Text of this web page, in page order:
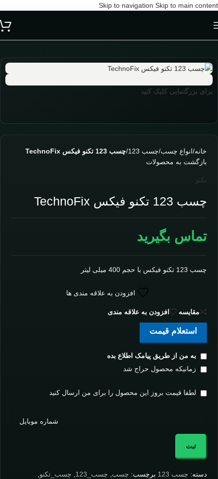
Skip to navigation Skip to main content
برای بزرگنمایی کلیک کنید
خانه/انواع چسب/چسب 123 /چسب 123 تکنو فیکس TechnoFix
بازگشت به محصولات
تکنو
چسب 123 تکنو فیکس TechnoFix
تماس بگیرید
چسب 123 تکنو فیکس با حجم 400 میلی لیتر
افزودن به علاقه مندی ها
مقايسه افزودن به علاقه مندی
استعلام قیمت
به من از طریق پیامک اطلاع بده
زمانیکه محصول حراج شد
لطفا قیمت بروز این محصول را برای من ارسال کنید
ثبت
دسته: چسب 123 برچسب: چسب چسب_123 چسب_تکنو